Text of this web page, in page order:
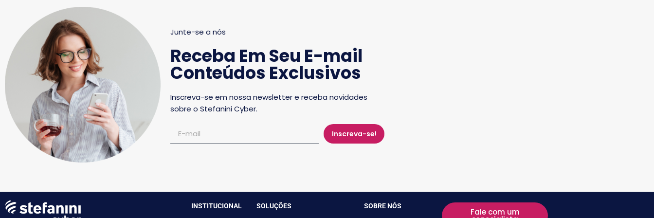
Junte-se a nós
Receba Em Seu E-mail
Conteúdos Exclusivos
Inscreva-se em nossa newsletter e receba novidades
sobre o Stefanini Cyber.
Inscreva-se!
INSTITUCIONAL SOLUÇÕES SOBRE NÓS
Fale com um